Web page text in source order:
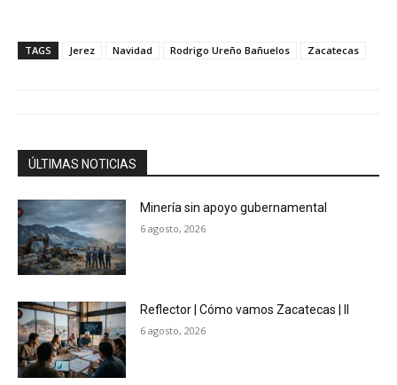
TAGS Jerez Navidad Rodrigo Ureño Bañuelos Zacatecas
ÚLTIMAS NOTICIAS
Minería sin apoyo gubernamental
6 agosto, 2026
Reflector | Cómo vamos Zacatecas | II
6 agosto, 2026